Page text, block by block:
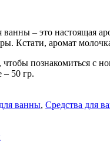
– это настоящая
Кстати, аромат
познакомиться с
– 50 гр.
ванны, Средства для